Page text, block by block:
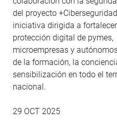
del proyecto
iniciativa dirigida a
protección digital de pymes,
microempresas y
de la formación, la
sensibilización en todo el
nacional.
29 OCT 2025